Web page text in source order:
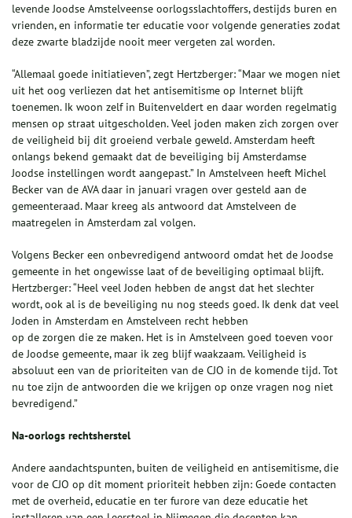
levende Joodse Amstelveense oorlogsslachtoffers, destijds buren en
vrienden, en informatie ter educatie voor volgende generaties zodat
deze zwarte bladzijde nooit meer vergeten zal worden.
“Allemaal goede initiatieven”, zegt Hertzberger: “Maar we mogen niet
uit het oog verliezen dat het antisemitisme op Internet blijft
toenemen. Ik woon zelf in Buitenveldert en daar worden regelmatig
mensen op straat uitgescholden. Veel joden maken zich zorgen over
de veiligheid bij dit groeiend verbale geweld. Amsterdam heeft
onlangs bekend gemaakt dat de beveiliging bij Amsterdamse
Joodse instellingen wordt aangepast.” In Amstelveen heeft Michel
Becker van de AVA daar in januari vragen over gesteld aan de
gemeenteraad. Maar kreeg als antwoord dat Amstelveen de
maatregelen in Amsterdam zal volgen.
Volgens Becker een onbevredigend antwoord omdat het de Joodse
gemeente in het ongewisse laat of de beveiliging optimaal blijft.
Hertzberger: “Heel veel Joden hebben de angst dat het slechter
wordt, ook al is de beveiliging nu nog steeds goed. Ik denk dat veel
Joden in Amsterdam en Amstelveen recht hebben
op de zorgen die ze maken. Het is in Amstelveen goed toeven voor
de Joodse gemeente, maar ik zeg blijf waakzaam. Veiligheid is
absoluut een van de prioriteiten van de CJO in de komende tijd. Tot
nu toe zijn de antwoorden die we krijgen op onze vragen nog niet
bevredigend.”
Na-oorlogs rechtsherstel
Andere aandachtspunten, buiten de veiligheid en antisemitisme, die
voor de CJO op dit moment prioriteit hebben zijn: Goede contacten
met de overheid, educatie en ter furore van deze educatie het